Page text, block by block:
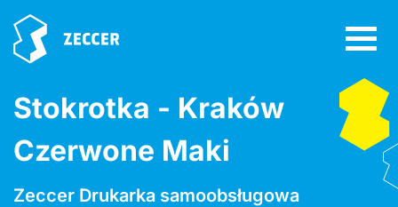
Stokrotka - Kraków
Czerwone Maki
Zeccer Drukarka samoobsługowa